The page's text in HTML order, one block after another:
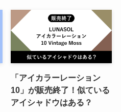
「アイカラーレーション
10」が販売終了！似ている
アイシャドウはある？